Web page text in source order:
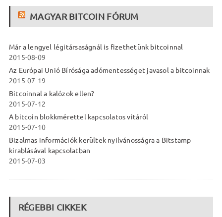
MAGYAR BITCOIN FÓRUM
Már a lengyel légitársaságnál is fizethetünk bitcoinnal
2015-08-09
Az Európai Unió Bírósága adómentességet javasol a bitcoinnak
2015-07-19
Bitcoinnal a kalózok ellen?
2015-07-12
A bitcoin blokkmérettel kapcsolatos vitáról
2015-07-10
Bizalmas információk kerültek nyilvánosságra a Bitstamp
kirablásával kapcsolatban
2015-07-03
RÉGEBBI CIKKEK